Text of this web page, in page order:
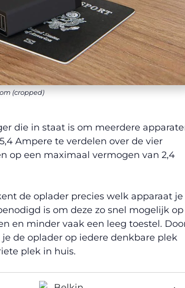
(cropped)
die in staat is om meerdere
Ampere te verdelen over de vier
op een maximaal vermogen van 2,4
de oplader precies welk apparaat je
is om deze zo snel mogelijk op
en minder vaak een leeg toestel.
de oplader op iedere denkbare plek
plek in huis.